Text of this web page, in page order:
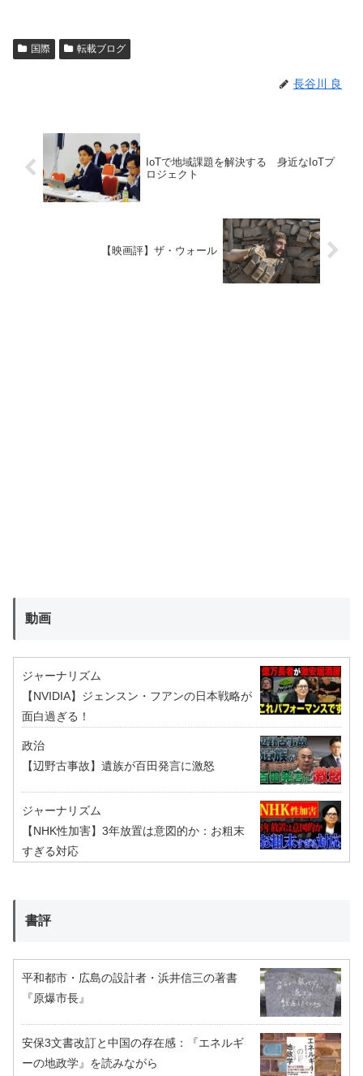
国際 転載ブログ
長谷川 良
IoTで地域課題を解決する 身近なIoTプ
ロジェクト
【映画評】ザ・ウォール
動画
ジャーナリズム
【NVIDIA】ジェンスン・フアンの日本戦略が
面白過ぎる！
政治
【辺野古事故】遺族が百田発言に激怒
ジャーナリズム
【NHK性加害】3年放置は意図的か：お粗末
すぎる対応
書評
平和都市・広島の設計者・浜井信三の著書
『原爆市長』
安保3文書改訂と中国の存在感：『エネルギ
ーの地政学』を読みながら